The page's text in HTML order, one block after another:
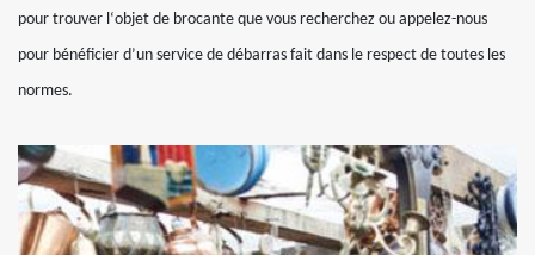
pour trouver l‘objet de brocante que vous recherchez ou appelez-nous
pour bénéficier d’un service de débarras fait dans le respect de toutes les
normes.